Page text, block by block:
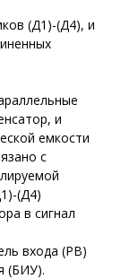
(Д1)-(Д4), и
и
емкости
с
(Д4)
в сигнал
входа (РВ)
(БИУ).